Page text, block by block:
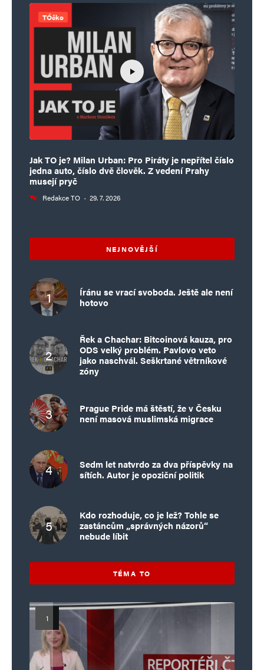
TÓčko
Jak TO je? Milan Urban: Pro Piráty je nepřítel číslo
jedna auto, číslo dvě člověk. Z vedení Prahy
musejí pryč
Redakce TO · 29. 7. 2026
NEJNOVĚJŠÍ
Íránu se vrací svoboda. Ještě ale není
hotovo
Řek a Chachar: Bitcoinová kauza, pro
ODS velký problém. Pavlovo veto
jako naschvál. Seškrtané větrníkové
zóny
Prague Pride má štěstí, že v Česku
není masová muslimská migrace
Sedm let natvrdo za dva příspěvky na
sítích. Autor je opoziční politik
Kdo rozhoduje, co je lež? Tohle se
zastáncům „správných názorů“
nebude líbit
TÉMA TO
Islamistický teror v EU, 6. díl:
Mýty o Václavu Klausovi:
Vymíráme a politici lžou: